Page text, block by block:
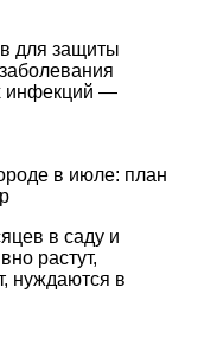
для защиты
инфекций —
в июле: план
в саду и
растут,
нуждаются в